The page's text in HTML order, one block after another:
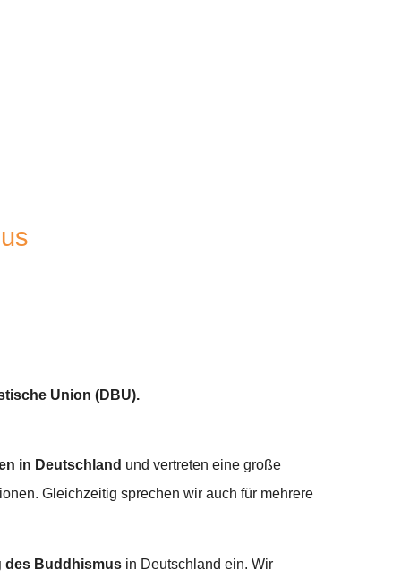
Union (DBU).
in Deutschland und vertreten eine große
Gleichzeitig sprechen wir auch für mehrere
des Buddhismus in Deutschland ein. Wir